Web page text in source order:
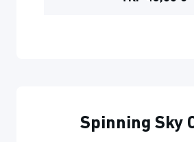
Spinning Sky